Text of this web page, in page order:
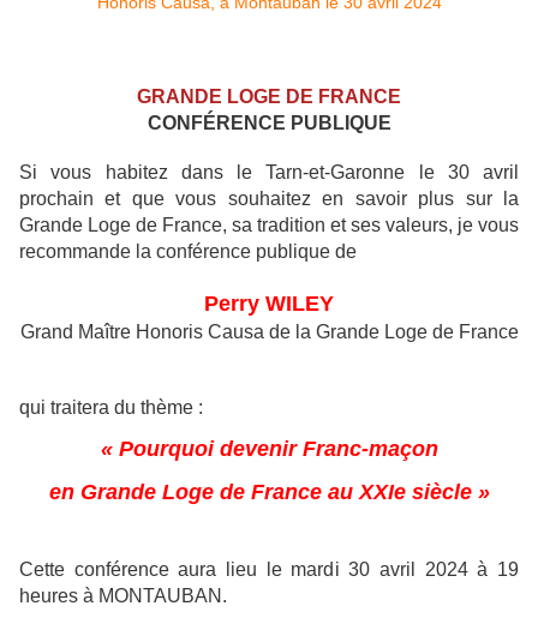
GRANDE LOGE DE FRANCE
CONFÉRENCE PUBLIQUE
Si vous habitez dans le Tarn-et-Garonne le 30 avril
prochain et que vous souhaitez en savoir plus sur la
Grande Loge de France, sa tradition et ses valeurs, je vous
recommande la conférence publique de
Perry WILEY
Grand Maître Honoris Causa de la Grande Loge de France
qui traitera du thème :
« Pourquoi devenir Franc-maçon
en Grande Loge de France au XXIe siècle »
Cette conférence aura lieu le mardi 30 avril 2024 à 19
heures à MONTAUBAN.